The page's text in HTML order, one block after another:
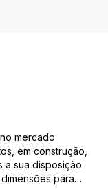
mercado
em construção,
a sua disposição
para